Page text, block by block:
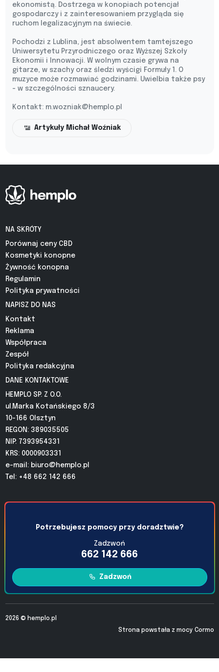
ekonomistą. Dostrzega w konopiach potencjał
gospodarczy i z zainteresowaniem przygląda się
ruchom legalizacyjnym na świecie.
Pochodzi z Lublina, jest absolwentem tamtejszego
Uniwersytetu Przyrodniczego oraz Wyższej Szkoły
Ekonomii i Innowacji. W wolnym czasie grywa na
gitarze, w szachy oraz śledzi wyścigi Formuły 1. O
muzyce może rozmawiać godzinami. Uwielbia także psy
- w szczególności sznaucery.
Kontakt: m.wozniak@hemplo.pl
Artykuły Michał Woźniak
NA SKRÓTY
Porównaj ceny CBD
Kosmetyki konopne
Żywność konopna
Regulamin
Polityka prywatności
NAPISZ DO NAS
Kontakt
Reklama
Współpraca
Zespół
Polityka redakcyjna
DANE KONTAKTOWE
HEMPLO SP. Z O.O.
ul.Marka Kotańskiego 8/3
10-166 Olsztyn
REGON: 389035505
NIP: 7393954331
KRS: 0000903331
e-mail: biuro@hemplo.pl
Tel: +48 662 142 666
Potrzebujesz pomocy przy doradztwie?
Zadzwoń
662 142 666
Zadzwoń
2026 © hemplo.pl
Strona powstała z mocy Cormo